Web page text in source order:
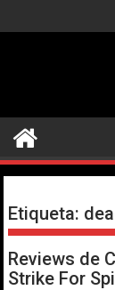
al
Etiqueta:
Reviews de
Strike For